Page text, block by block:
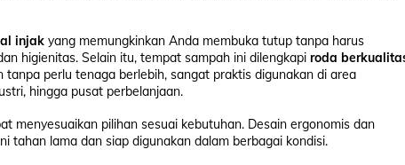
injak yang memungkinkan Anda membuka tutup tanpa harus
higienitas. Selain itu, tempat sampah ini dilengkapi roda
perlu tenaga berlebih, sangat praktis digunakan di area
hingga pusat perbelanjaan.
menyesuaikan pilihan sesuai kebutuhan. Desain ergonomis dan
tahan lama dan siap digunakan dalam berbagai kondisi.